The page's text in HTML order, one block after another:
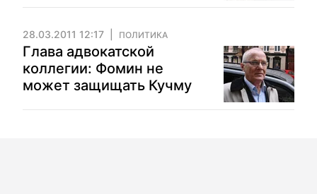
28.03.2011 12:17 ПОЛИТИКА
Глава адвокатской
коллегии: Фомин не
может защищать Кучму